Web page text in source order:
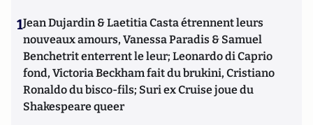
1Jean Dujardin & Laetitia Casta étrennent leurs
nouveaux amours, Vanessa Paradis & Samuel
Benchetrit enterrent le leur; Leonardo di Caprio
fond, Victoria Beckham fait du brukini, Cristiano
Ronaldo du bisco-fils; Suri ex Cruise joue du
Shakespeare queer